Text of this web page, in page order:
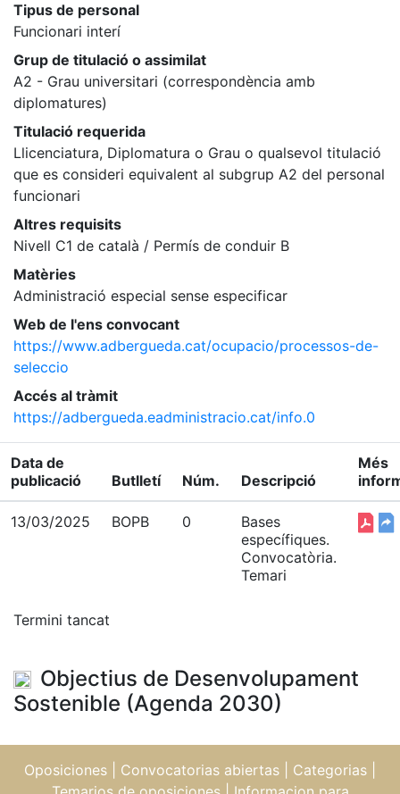
Tipus de personal
Funcionari interí
Grup de titulació o assimilat
A2 - Grau universitari (correspondència amb
diplomatures)
Titulació requerida
Llicenciatura, Diplomatura o Grau o qualsevol titulació
que es consideri equivalent al subgrup A2 del personal
funcionari
Altres requisits
Nivell C1 de català / Permís de conduir B
Matèries
Administració especial sense especificar
Web de l'ens convocant
https://www.adbergueda.cat/ocupacio/processos-de-
seleccio
Accés al tràmit
https://adbergueda.eadministracio.cat/info.0
Data de
publicació
Butlletí Núm. Descripció
Més
13/03/2025 BOPB 0
Bases
específiques.
Convocatòria.
Temari
Termini tancat
Objectius de Desenvolupament
Sostenible (Agenda 2030)
Oposiciones Convocatorias abiertas Categorias